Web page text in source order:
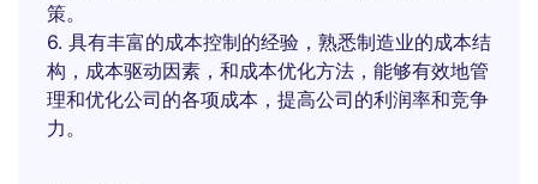
策。
6. 具有丰富的成本控制的经验，熟悉制造业的成本结
构，成本驱动因素，和成本优化方法，能够有效地管
理和优化公司的各项成本，提高公司的利润率和竞争
力。